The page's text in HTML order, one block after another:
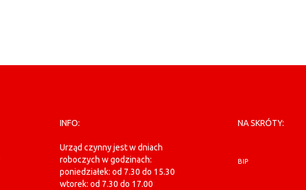
INFO:
Urząd czynny jest w dniach
roboczych w godzinach:
poniedziałek: od 7.30 do 15.30
wtorek: od 7.30 do 17.00
NA SKRÓTY:
BIP